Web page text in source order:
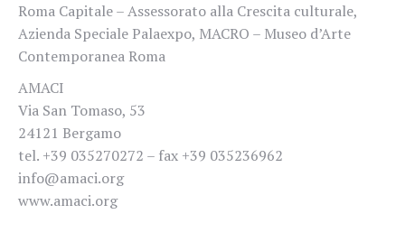
Roma Capitale – Assessorato alla Crescita culturale,
Azienda Speciale Palaexpo, MACRO – Museo d’Arte
Contemporanea Roma
AMACI
Via San Tomaso, 53
24121 Bergamo
tel. +39 035270272 – fax +39 035236962
info@amaci.org
www.amaci.org